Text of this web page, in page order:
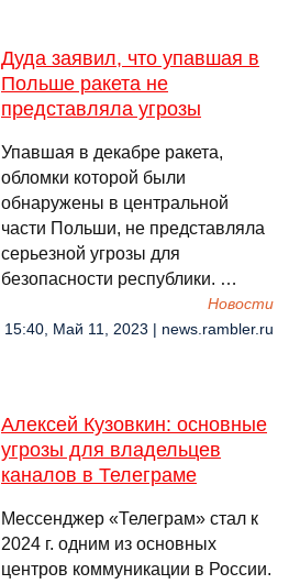
Дуда заявил, что упавшая в
Польше ракета не
представляла угрозы
Упавшая в декабре ракета,
обломки которой были
обнаружены в центральной
части Польши, не представляла
серьезной угрозы для
безопасности республики. …
Новости
15:40, Май 11, 2023 | news.rambler.ru
Алексей Кузовкин: основные
угрозы для владельцев
каналов в Телеграме
Мессенджер «Телеграм» стал к
2024 г. одним из основных
центров коммуникации в России.